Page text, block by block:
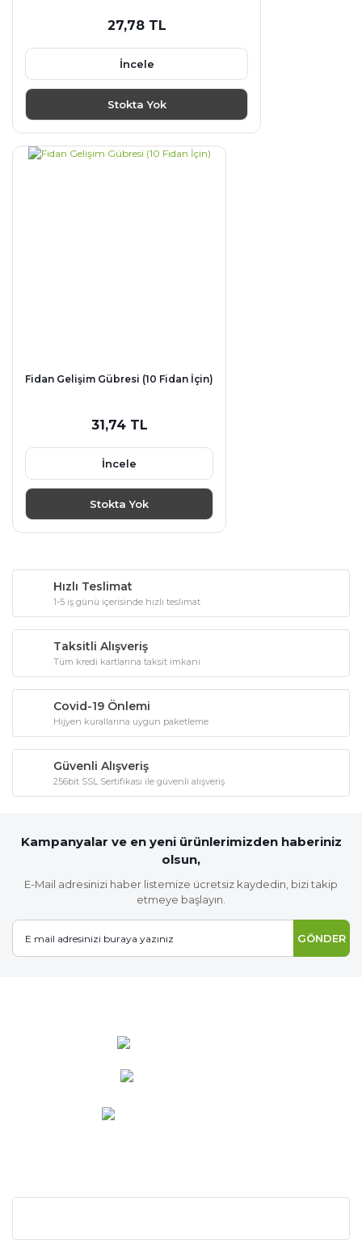
27,78 TL
İncele
Stokta Yok
Fidan Gelişim Gübresi (10 Fidan İçin)
31,74 TL
İncele
Stokta Yok
Hızlı Teslimat
1-5 iş günü içerisinde hızlı teslimat
Taksitli Alışveriş
Tüm kredi kartlarına taksit imkanı
Covid-19 Önlemi
Hijyen kurallarına uygun paketleme
Güvenli Alışveriş
256bit SSL Sertifikası ile güvenli alışveriş
Kampanyalar ve en yeni ürünlerimizden haberiniz
olsun,
E-Mail adresinizi haber listemize ücretsiz kaydedin, bizi takip
etmeye başlayın.
GÖNDER